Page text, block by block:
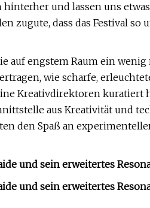
und lassen uns
zugute, dass das Festival so
auf engstem Raum ein
wie scharfe,
Kreativdirektoren kuratiert
aus Kreativität und
den Spaß an
und sein erweitertes
und sein erweitertes